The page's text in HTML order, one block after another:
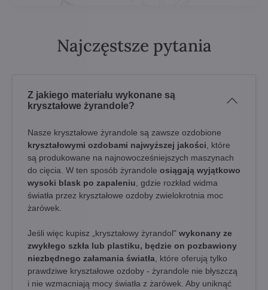
Najczęstsze pytania
Z jakiego materiału wykonane są
kryształowe żyrandole?
Nasze kryształowe żyrandole są zawsze ozdobione
kryształowymi ozdobami najwyższej jakości , które
są produkowane na najnowocześniejszych maszynach
do cięcia. W ten sposób żyrandole osiągają wyjątkowo
wysoki blask po zapaleniu , gdzie rozkład widma
światła przez kryształowe ozdoby zwielokrotnia moc
żarówek.
Jeśli więc kupisz „kryształowy żyrandol" wykonany ze
zwykłego szkła lub plastiku, będzie on pozbawiony
niezbędnego załamania światła , które oferują tylko
prawdziwe kryształowe ozdoby - żyrandole nie błyszczą
i nie wzmacniają mocy światła z żarówek. Aby uniknąć